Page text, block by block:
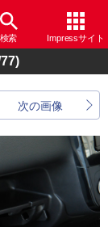
検索 Impressサイト
次の画像